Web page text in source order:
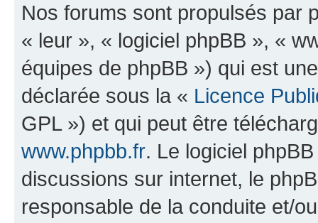
Nos forums sont propulsés par
« leur », « logiciel phpBB », «
équipes de phpBB ») qui est
déclarée sous la « Licence
GPL ») et qui peut être
www.phpbb.fr. Le logiciel
discussions sur internet, le
responsable de la conduite et/